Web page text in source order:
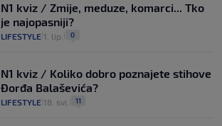
N1 kviz / Zmije, meduze, komarci... Tko
je najopasniji?
LIFESTYLE 1. lip. 0
N1 kviz / Koliko dobro poznajete stihove
Đorđa Balaševića?
LIFESTYLE 18. svi. 11